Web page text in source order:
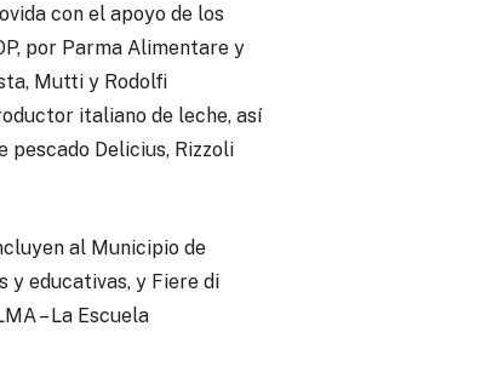
con el apoyo de los
por Parma Alimentare y
Mutti y Rodolfi
italiano de leche, así
pescado Delicius, Rizzoli
al Municipio de
y educativas, y Fiere di
– La Escuela